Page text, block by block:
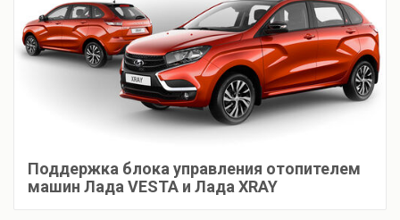
Поддержка блока управления отопителем
машин Лада VESTA и Лада XRAY